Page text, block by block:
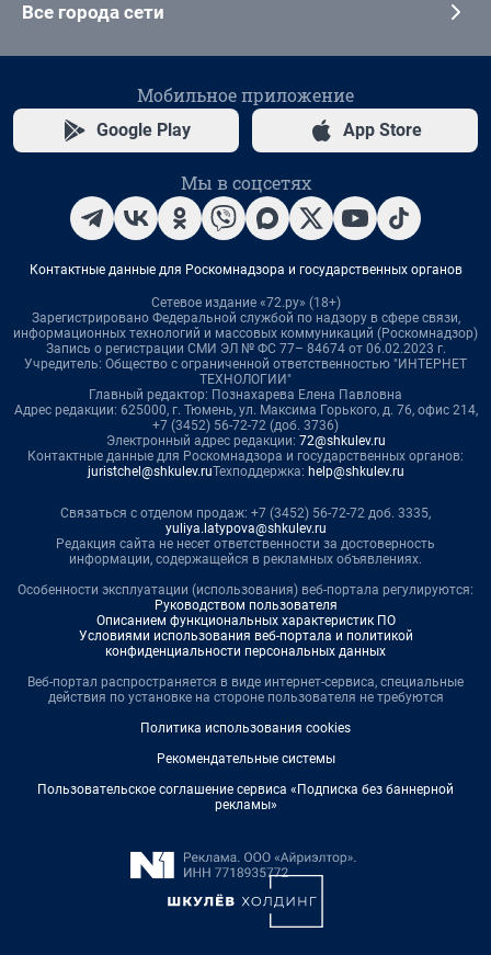
Все города сети
Мобильное приложение
Google Play App Store
Мы в соцсетях
Контактные данные для Роскомнадзора и государственных органов
Сетевое издание «72.ру» (18+)
Зарегистрировано Федеральной службой по надзору в сфере связи,
информационных технологий и массовых коммуникаций (Роскомнадзор)
Запись о регистрации СМИ ЭЛ № ФС 77– 84674 от 06.02.2023 г.
Учредитель: Общество с ограниченной ответственностью "ИНТЕРНЕТ
ТЕХНОЛОГИИ"
Главный редактор: Познахарева Елена Павловна
Адрес редакции: 625000, г. Тюмень, ул. Максима Горького, д. 76, офис 214,
+7 (3452) 56-72-72 (доб. 3736)
Электронный адрес редакции: 72@shkulev.ru
Контактные данные для Роскомнадзора и государственных органов:
juristchel@shkulev.ruТехподдержка: help@shkulev.ru
Связаться с отделом продаж: +7 (3452) 56-72-72 доб. 3335,
yuliya.latypova@shkulev.ru
Редакция сайта не несет ответственности за достоверность
информации, содержащейся в рекламных объявлениях.
Особенности эксплуатации (использования) веб-портала регулируются:
Руководством пользователя
Описанием функциональных характеристик ПО
Условиями использования веб-портала и политикой
конфиденциальности персональных данных
Веб-портал распространяется в виде интернет-сервиса, специальные
действия по установке на стороне пользователя не требуются
Политика использования cookies
Рекомендательные системы
Пользовательское соглашение сервиса «Подписка без баннерной
рекламы»